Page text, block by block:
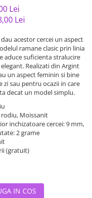
Lei
Lei
acestor cercei un aspect
ramane clasic prin linia
aduce suficienta stralucire
Realizati din Argint
un aspect feminin si bine
sau pentru ocazii in care
decat un model simplu.
Moissanit
inchizatoare cercei: 9 mm,
2 grame
(gratuit)
IN COS